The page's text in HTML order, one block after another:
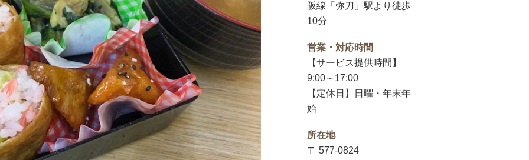
阪線「弥刀」駅より徒歩
10分
営業・対応時間
【サービス提供時間】
9:00～17:00
【定休日】日曜・年末年
始
所在地
〒 577-0824